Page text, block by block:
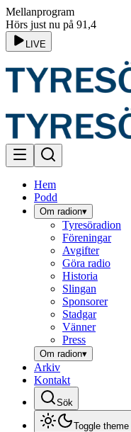
Mellanprogram
Hörs just nu på 91,4
LIVE
Hem
Podd
Om radion▾
Tyresöradion
Föreningar
Avgifter
Göra radio
Historia
Slingan
Sponsorer
Stadgar
Vänner
Press
Om radion▾
Arkiv
Kontakt
Sök
Toggle theme